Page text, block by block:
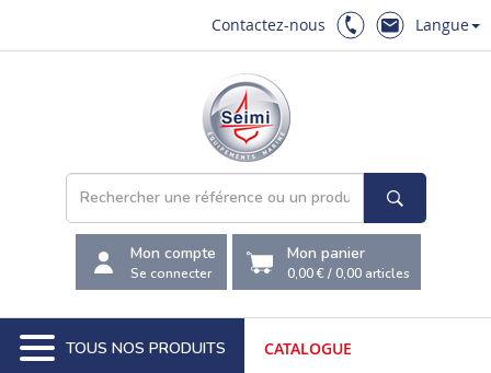
Contactez-nous Langue
Mon compte
Se connecter
Mon panier
0,00 €/0,00 articles
TOUS NOS PRODUITS CATALOGUE